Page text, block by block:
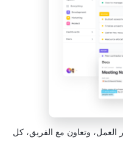
العمل، وتعاون مع الفريق، كل